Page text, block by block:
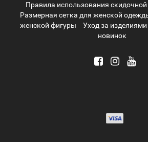
Правила использования
Размерная сетка для женской
женской фигуры
Уход за изделиями
новинок